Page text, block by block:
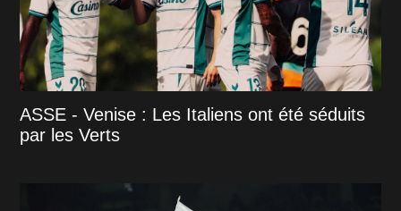
ASSE - Venise : Les Italiens ont été séduits
par les Verts